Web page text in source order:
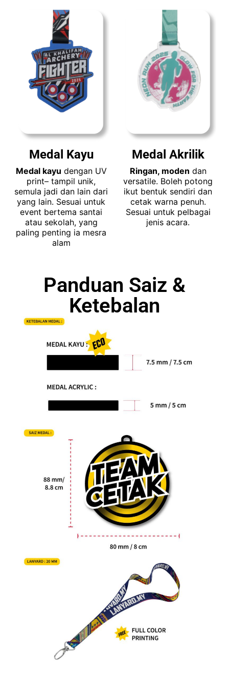
Medal Kayu
Medal kayu dengan UV
print– tampil unik,
semula jadi dan lain dari
yang lain. Sesuai untuk
event bertema santai
atau sekolah, yang
paling penting ia mesra
alam
Medal Akrilik
Ringan, moden dan
versatile. Boleh potong
ikut bentuk sendiri dan
cetak warna penuh.
Sesuai untuk pelbagai
jenis acara.
Panduan Saiz &
Ketebalan